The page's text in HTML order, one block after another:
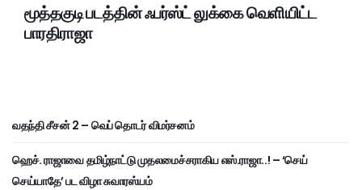
மூத்தகுடி படத்தின் ஃபர்ஸ்ட் லுக்கை வெளியிட்ட
பாரதிராஜா
வதந்தி சீசன் 2 – வெப் தொடர் விமர்சனம்
ஹெச். ராஜாவை தமிழ்நாட்டு முதலமைச்சராகிய எஸ்.ராஜா..! – ‘செய்
செய்யாதே’ பட விழா சுவாரஸ்யம்